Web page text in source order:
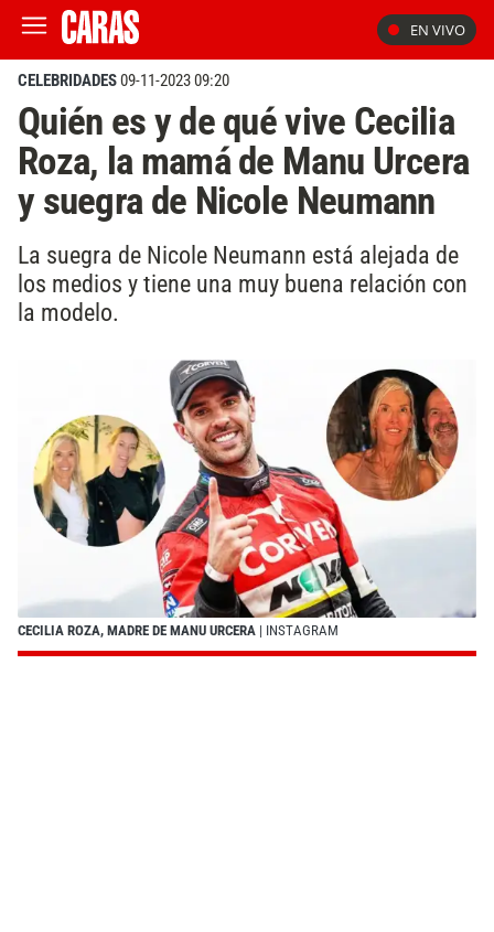
EN VIVO
CELEBRIDADES09-11-2023 09:20
Quién es y de qué vive Cecilia
Roza, la mamá de Manu Urcera
y suegra de Nicole Neumann
La suegra de Nicole Neumann está alejada de
los medios y tiene una muy buena relación con
la modelo.
CECILIA ROZA, MADRE DE MANU URCERA | INSTAGRAM